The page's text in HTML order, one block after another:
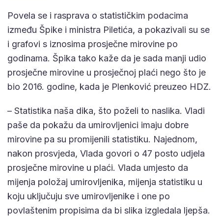
Povela se i rasprava o statističkim podacima
između Špike i ministra Piletića, a pokazivali su se
i grafovi s iznosima prosječne mirovine po
godinama. Špika tako kaže da je sada manji udio
prosječne mirovine u prosječnoj plaći nego što je
bio 2016. godine, kada je Plenković preuzeo HDZ.
– Statistika naša dika, što poželi to naslika. Vladi
paše da pokažu da umirovljenici imaju dobre
mirovine pa su promijenili statistiku. Najednom,
nakon prosvjeda, Vlada govori o 47 posto udjela
prosječne mirovine u plaći. Vlada umjesto da
mijenja položaj umirovljenika, mijenja statistiku u
koju uključuju sve umirovljenike i one po
povlaštenim propisima da bi slika izgledala ljepša.